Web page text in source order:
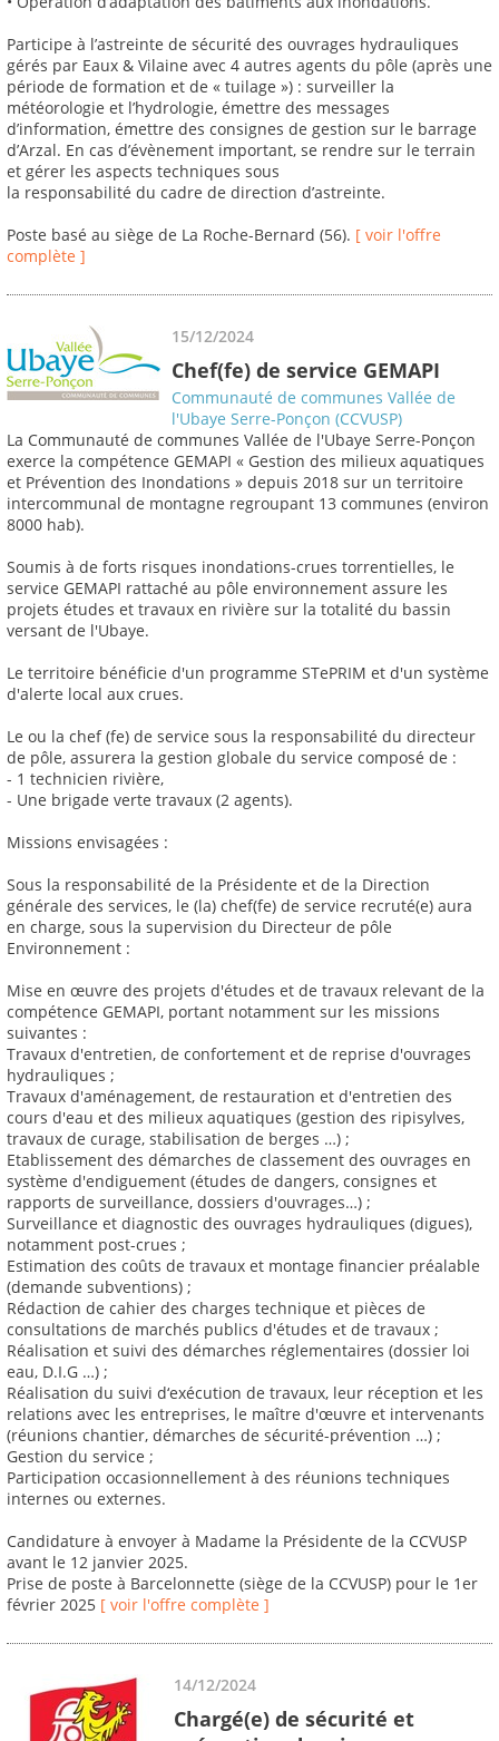
Participe à l’astreinte de sécurité des ouvrages hydrauliques
gérés par Eaux & Vilaine avec 4 autres agents du pôle (après une
période de formation et de « tuilage ») : surveiller la
météorologie et l’hydrologie, émettre des messages
d’information, émettre des consignes de gestion sur le barrage
d’Arzal. En cas d’évènement important, se rendre sur le terrain
et gérer les aspects techniques sous
la responsabilité du cadre de direction d’astreinte.
Poste basé au siège de La Roche-Bernard (56). [ voir l'offre
complète ]
15/12/2024
Chef(fe) de service GEMAPI
Communauté de communes Vallée de
l'Ubaye Serre-Ponçon (CCVUSP)
La Communauté de communes Vallée de l'Ubaye Serre-Ponçon
exerce la compétence GEMAPI « Gestion des milieux aquatiques
et Prévention des Inondations » depuis 2018 sur un territoire
intercommunal de montagne regroupant 13 communes (environ
8000 hab).
Soumis à de forts risques inondations-crues torrentielles, le
service GEMAPI rattaché au pôle environnement assure les
projets études et travaux en rivière sur la totalité du bassin
versant de l'Ubaye.
Le territoire bénéficie d'un programme STePRIM et d'un système
d'alerte local aux crues.
Le ou la chef (fe) de service sous la responsabilité du directeur
de pôle, assurera la gestion globale du service composé de :
- 1 technicien rivière,
- Une brigade verte travaux (2 agents).
Missions envisagées :
Sous la responsabilité de la Présidente et de la Direction
générale des services, le (la) chef(fe) de service recruté(e) aura
en charge, sous la supervision du Directeur de pôle
Environnement :
Mise en œuvre des projets d'études et de travaux relevant de la
compétence GEMAPI, portant notamment sur les missions
suivantes :
Travaux d'entretien, de confortement et de reprise d'ouvrages
hydrauliques ;
Travaux d'aménagement, de restauration et d'entretien des
cours d'eau et des milieux aquatiques (gestion des ripisylves,
travaux de curage, stabilisation de berges …) ;
Etablissement des démarches de classement des ouvrages en
système d'endiguement (études de dangers, consignes et
rapports de surveillance, dossiers d'ouvrages…) ;
Surveillance et diagnostic des ouvrages hydrauliques (digues),
notamment post-crues ;
Estimation des coûts de travaux et montage financier préalable
(demande subventions) ;
Rédaction de cahier des charges technique et pièces de
consultations de marchés publics d'études et de travaux ;
Réalisation et suivi des démarches réglementaires (dossier loi
eau, D.I.G …) ;
Réalisation du suivi d‘exécution de travaux, leur réception et les
relations avec les entreprises, le maître d'œuvre et intervenants
(réunions chantier, démarches de sécurité-prévention …) ;
Gestion du service ;
Participation occasionnellement à des réunions techniques
internes ou externes.
Candidature à envoyer à Madame la Présidente de la CCVUSP
avant le 12 janvier 2025.
Prise de poste à Barcelonnette (siège de la CCVUSP) pour le 1er
février 2025 [ voir l'offre complète ]
14/12/2024
Chargé(e) de sécurité et